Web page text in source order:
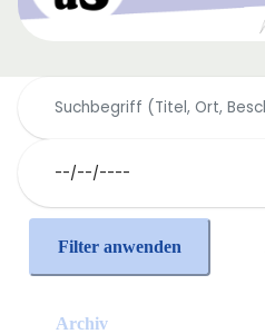
Filter anwenden
Archiv